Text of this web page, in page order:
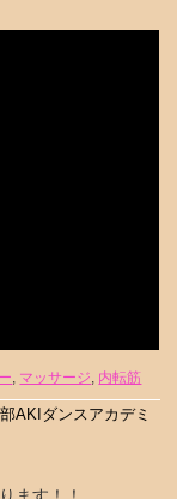
マッサージ 内転筋
AKIダンスアカデミ
ます！！